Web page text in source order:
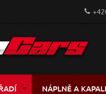
NÁPLNĚ A